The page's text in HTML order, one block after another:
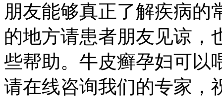
朋友能够真正了解疾病的
的地方请患者朋友见谅，
些帮助。牛皮癣孕妇可以
请在线咨询我们的专家，